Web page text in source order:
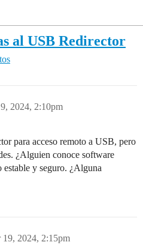
al USB Redirector
2024, 2:10pm
para acceso remoto a USB, pero
¿Alguien conoce software
y seguro. ¿Alguna
19, 2024, 2:15pm